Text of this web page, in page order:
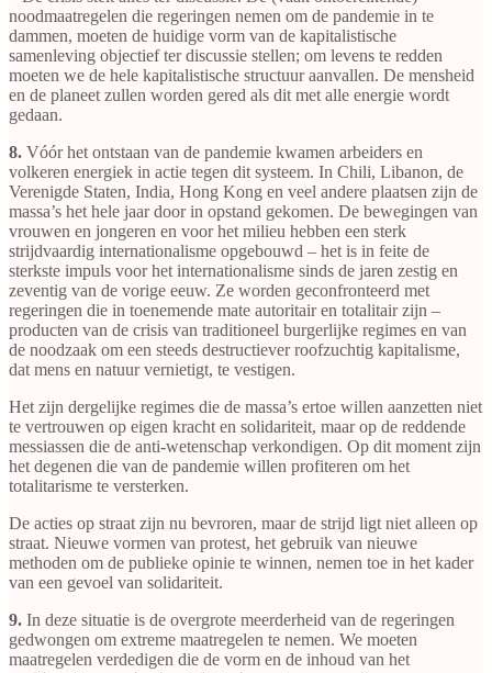
noodmaatregelen die regeringen nemen om de pandemie in te
dammen, moeten de huidige vorm van de kapitalistische
samenleving objectief ter discussie stellen; om levens te redden
moeten we de hele kapitalistische structuur aanvallen. De mensheid
en de planeet zullen worden gered als dit met alle energie wordt
gedaan.
8. Vóór het ontstaan van de pandemie kwamen arbeiders en
volkeren energiek in actie tegen dit systeem. In Chili, Libanon, de
Verenigde Staten, India, Hong Kong en veel andere plaatsen zijn de
massa’s het hele jaar door in opstand gekomen. De bewegingen van
vrouwen en jongeren en voor het milieu hebben een sterk
strijdvaardig internationalisme opgebouwd – het is in feite de
sterkste impuls voor het internationalisme sinds de jaren zestig en
zeventig van de vorige eeuw. Ze worden geconfronteerd met
regeringen die in toenemende mate autoritair en totalitair zijn –
producten van de crisis van traditioneel burgerlijke regimes en van
de noodzaak om een steeds destructiever roofzuchtig kapitalisme,
dat mens en natuur vernietigt, te vestigen.
Het zijn dergelijke regimes die de massa’s ertoe willen aanzetten niet
te vertrouwen op eigen kracht en solidariteit, maar op de reddende
messiassen die de anti-wetenschap verkondigen. Op dit moment zijn
het degenen die van de pandemie willen profiteren om het
totalitarisme te versterken.
De acties op straat zijn nu bevroren, maar de strijd ligt niet alleen op
straat. Nieuwe vormen van protest, het gebruik van nieuwe
methoden om de publieke opinie te winnen, nemen toe in het kader
van een gevoel van solidariteit.
9. In deze situatie is de overgrote meerderheid van de regeringen
gedwongen om extreme maatregelen te nemen. We moeten
maatregelen verdedigen die de vorm en de inhoud van het